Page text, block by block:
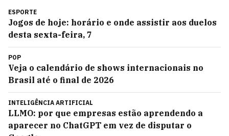
ESPORTE
Jogos de hoje: horário e onde assistir aos duelos
desta sexta-feira, 7
POP
Veja o calendário de shows internacionais no
Brasil até o final de 2026
INTELIGÊNCIA ARTIFICIAL
LLMO: por que empresas estão aprendendo a
aparecer no ChatGPT em vez de disputar o